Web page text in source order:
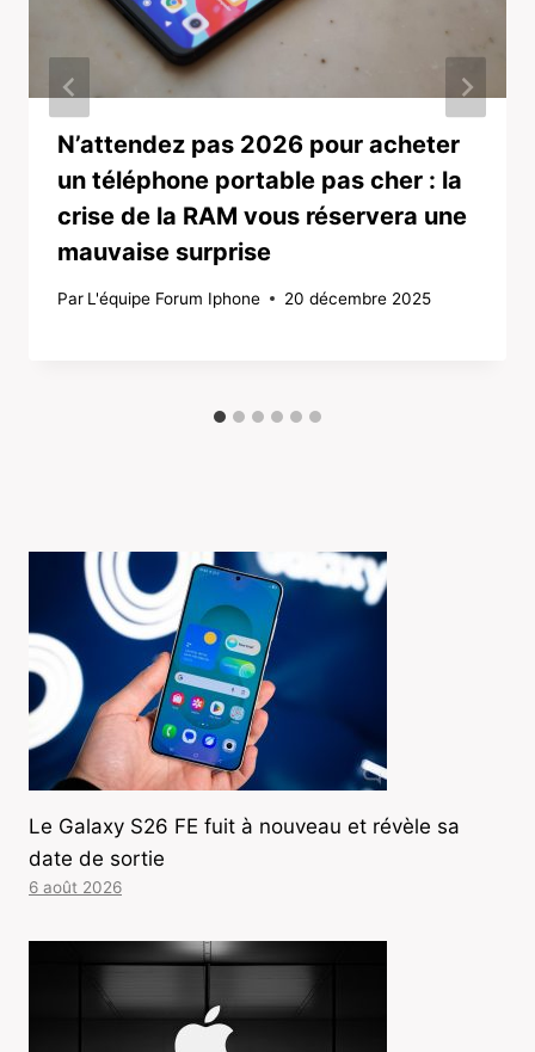
N’attendez pas 2026 pour acheter
un téléphone portable pas cher : la
crise de la RAM vous réservera une
mauvaise surprise
Par L'équipe Forum Iphone 20 décembre 2025
Le Galaxy S26 FE fuit à nouveau et révèle sa
date de sortie
6 août 2026